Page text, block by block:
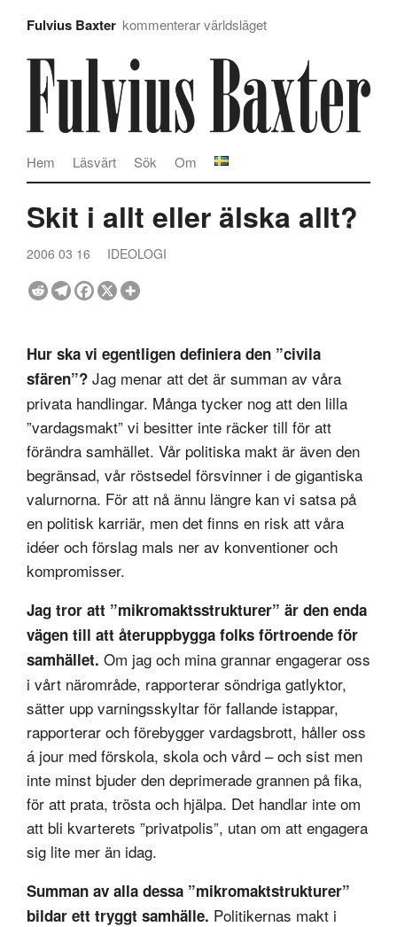
Fulvius Baxter kommenterar världsläget
Om
Sök
Läsvärt
Hem
Skit i allt eller älska allt?
2006 03 16 IDEOLOGI
Hur ska vi egentligen definiera den ”civila
sfären”? Jag menar att det är summan av våra
privata handlingar. Många tycker nog att den lilla
”vardagsmakt” vi besitter inte räcker till för att
förändra samhället. Vår politiska makt är även den
begränsad, vår röstsedel försvinner i de gigantiska
valurnorna. För att nå ännu längre kan vi satsa på
en politisk karriär, men det finns en risk att våra
idéer och förslag mals ner av konventioner och
kompromisser.
Jag tror att ”mikromaktsstrukturer” är den enda
vägen till att återuppbygga folks förtroende för
samhället. Om jag och mina grannar engagerar oss
i vårt närområde, rapporterar söndriga gatlyktor,
sätter upp varningsskyltar för fallande istappar,
rapporterar och förebygger vardagsbrott, håller oss
á jour med förskola, skola och vård – och sist men
inte minst bjuder den deprimerade grannen på fika,
för att prata, trösta och hjälpa. Det handlar inte om
att bli kvarterets ”privatpolis”, utan om att engagera
sig lite mer än idag.
Summan av alla dessa ”mikromaktstrukturer”
bildar ett tryggt samhälle. Politikernas makt i